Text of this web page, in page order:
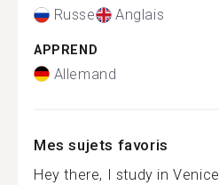
Russe Anglais
APPREND
Allemand
Mes sujets favoris
Hey there, I study in